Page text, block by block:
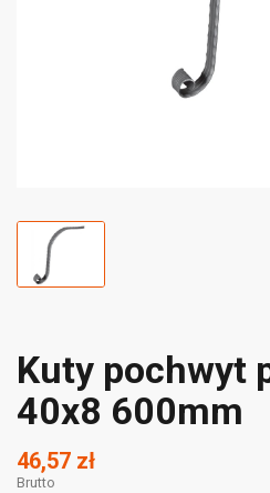
Kuty pochwyt
40x8 600mm
46,57 zł
Brutto